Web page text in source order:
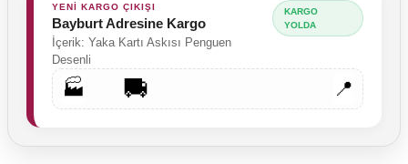
YENİ KARGO ÇIKIŞI
Bayburt Adresine Kargo
İçerik: Yaka Kartı Askısı Penguen
Desenli
KARGO
YOLDA
🏭 🚚 📍